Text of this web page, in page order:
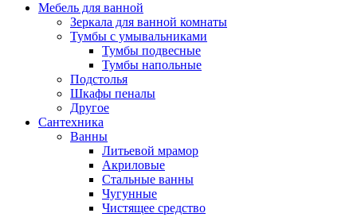
Мебель для ванной
Зеркала для ванной комнаты
Тумбы с умывальниками
Тумбы подвесные
Тумбы напольные
Подстолья
Шкафы пеналы
Другое
Сантехника
Ванны
Литьевой мрамор
Акриловые
Стальные ванны
Чугунные
Чистящее средство